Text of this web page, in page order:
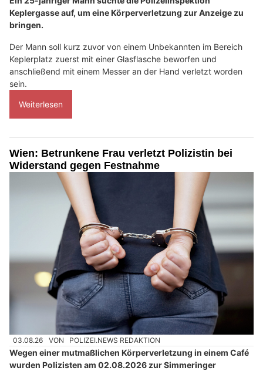
Keplergasse auf, um eine Körperverletzung zur Anzeige zu
bringen.
Der Mann soll kurz zuvor von einem Unbekannten im Bereich
Keplerplatz zuerst mit einer Glasflasche beworfen und
anschließend mit einem Messer an der Hand verletzt worden
sein.
Weiterlesen
Wien: Betrunkene Frau verletzt Polizistin bei
Widerstand gegen Festnahme
03.08.26 VON POLIZEI.NEWS REDAKTION
Wegen einer mutmaßlichen Körperverletzung in einem Café
wurden Polizisten am 02.08.2026 zur Simmeringer